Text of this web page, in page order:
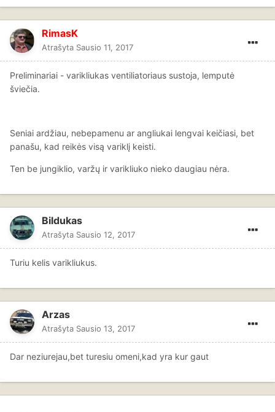
RimasK
Atrašyta Sausio 11, 2017
Preliminariai - varikliukas ventiliatoriaus sustoja, lemputė
šviečia.
Seniai ardžiau, nebepamenu ar angliukai lengvai keičiasi, bet
panašu, kad reikės visą variklį keisti.
Ten be jungiklio, varžų ir varikliuko nieko daugiau nėra.
Bildukas
Atrašyta Sausio 12, 2017
Turiu kelis varikliukus.
Arzas
Atrašyta Sausio 13, 2017
Dar neziurejau,bet turesiu omeni,kad yra kur gaut